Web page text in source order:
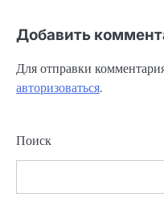
Добавить
Для отправки
авторизоваться.
Поиск